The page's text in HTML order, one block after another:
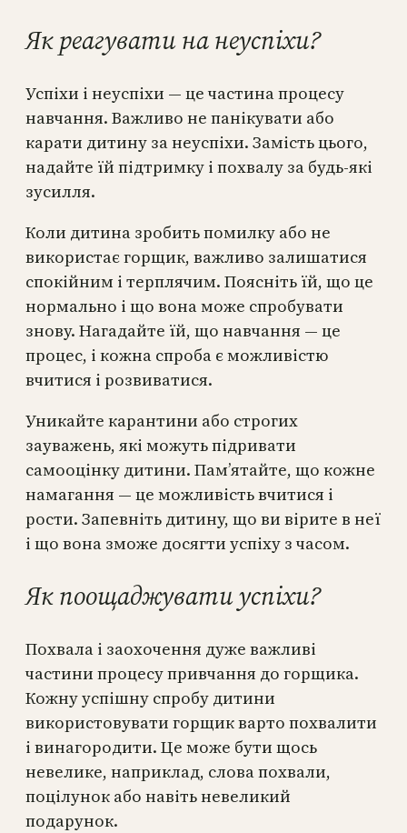
Як реагувати на неуспіхи?
Успіхи і неуспіхи — це частина процесу
навчання. Важливо не панікувати або
карати дитину за неуспіхи. Замість цього,
надайте їй підтримку і похвалу за будь-які
зусилля.
Коли дитина зробить помилку або не
використає горщик, важливо залишатися
спокійним і терплячим. Поясніть їй, що це
нормально і що вона може спробувати
знову. Нагадайте їй, що навчання — це
процес, і кожна спроба є можливістю
вчитися і розвиватися.
Уникайте карантини або строгих
зауважень, які можуть підривати
самооцінку дитини. Пам’ятайте, що кожне
намагання — це можливість вчитися і
рости. Запевніть дитину, що ви вірите в неї
і що вона зможе досягти успіху з часом.
Як поощаджувати успіхи?
Похвала і заохочення дуже важливі
частини процесу привчання до горщика.
Кожну успішну спробу дитини
використовувати горщик варто похвалити
і винагородити. Це може бути щось
невелике, наприклад, слова похвали,
поцілунок або навіть невеликий
подарунок.